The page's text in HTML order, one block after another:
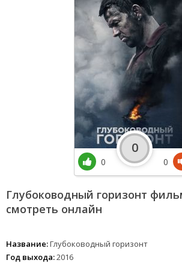
Глубоководный горизонт
смотреть онлайн
Название:Глубоководный горизонт
Год выхода:2016
0
0
0